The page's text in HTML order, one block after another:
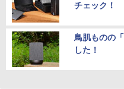
チェック！
鳥肌ものの
した！